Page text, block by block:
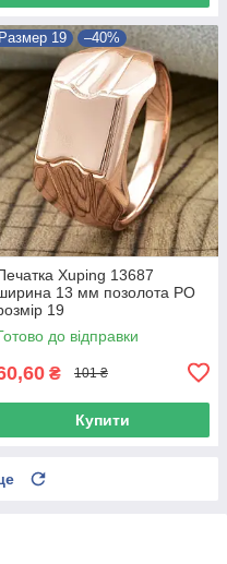
Размер 19 –40%
Xuping 13687
13 мм позолота РО
19
до відправки
₴ 101 ₴
Купити